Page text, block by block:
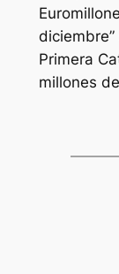
Primera
millones